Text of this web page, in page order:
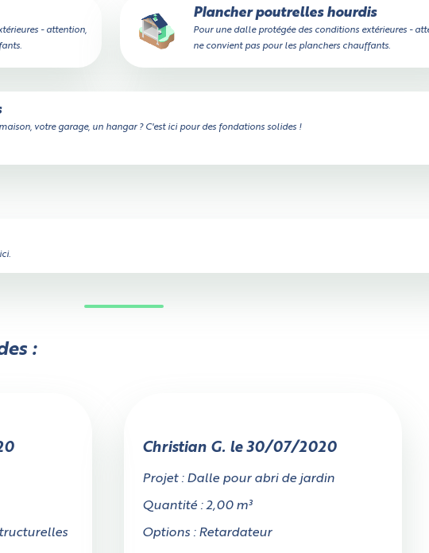
- attention,
Plancher poutrelles hourdis
Pour une dalle protégée des conditions extérieures -
ne convient pas pour les planchers chauffants.
votre garage, un hangar ? C'est ici pour des fondations solides !
:
Christian G. le 30/07/2020
Projet : Dalle pour abri de jardin
Quantité : 2,00 m³
Options : Retardateur